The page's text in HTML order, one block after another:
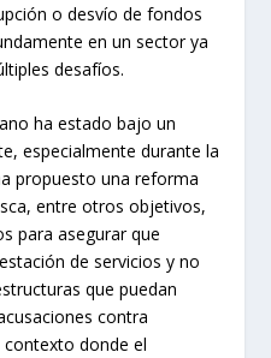
o desvío de fondos
en un sector ya
desafíos.
ha estado bajo un
especialmente durante la
propuesto una reforma
entre otros objetivos,
para asegurar que
de servicios y no
que puedan
contra
contexto donde el